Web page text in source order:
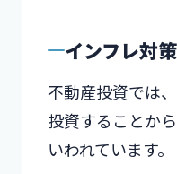
インフレ対
不動産投資では
投資することか
いわれています。